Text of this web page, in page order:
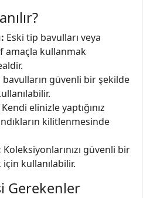
Eski tip bavulları veya
amaçla kullanmak
bavulların güvenli bir şekilde
Kendi elinizle yaptığınız
kilitlenmesinde
Koleksiyonlarınızı güvenli bir
kullanılabilir.
Gerekenler